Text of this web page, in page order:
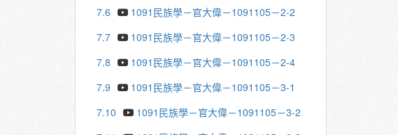
7.6
1091民族學－官大偉－1091105－2-2
7.7
1091民族學－官大偉－1091105－2-3
7.8
1091民族學－官大偉－1091105－2-4
7.9
1091民族學－官大偉－1091105－3-1
7.10
1091民族學－官大偉－1091105－3-2